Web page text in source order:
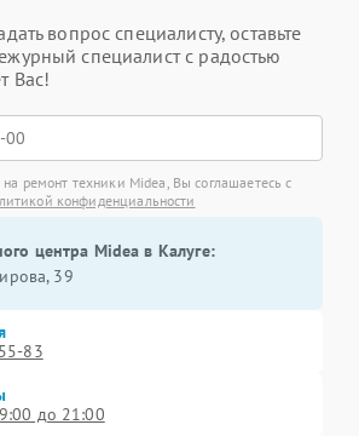
вопрос специалисту, оставьте
специалист с радостью
Вас!
ремонт техники Midea, Вы соглашаетесь с
конфиденциальности
центра Midea в Калуге:
39
83
до 21:00